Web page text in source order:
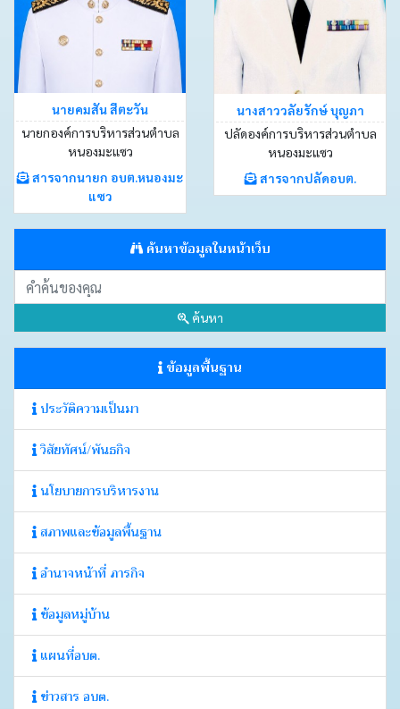
นายคมสัน สีตะวัน
นายกองค์การบริหารส่วนตำบล
หนองมะแซว
สารจากนายก อบต.หนองมะ
แซว
นางสาววลัยรักษ์ บุญภา
ปลัดองค์การบริหารส่วนตำบล
หนองมะแซว
สารจากปลัดอบต.
ค้นหาข้อมูลในหน้าเว็บ
ค้นหา
ข้อมูลพื้นฐาน
ประวัติความเป็นมา
วิสัยทัศน์/พันธกิจ
นโยบายการบริหารงาน
สภาพและข้อมูลพื้นฐาน
อำนาจหน้าที่ ภารกิจ
ข้อมูลหมู่บ้าน
แผนที่อบต.
ข่าวสาร อบต.